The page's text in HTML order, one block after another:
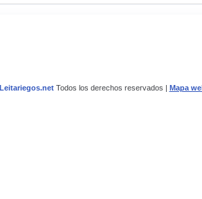
Leitariegos.netTodos los derechos reservados | Mapa